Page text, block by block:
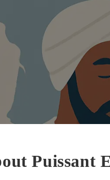
Puissant